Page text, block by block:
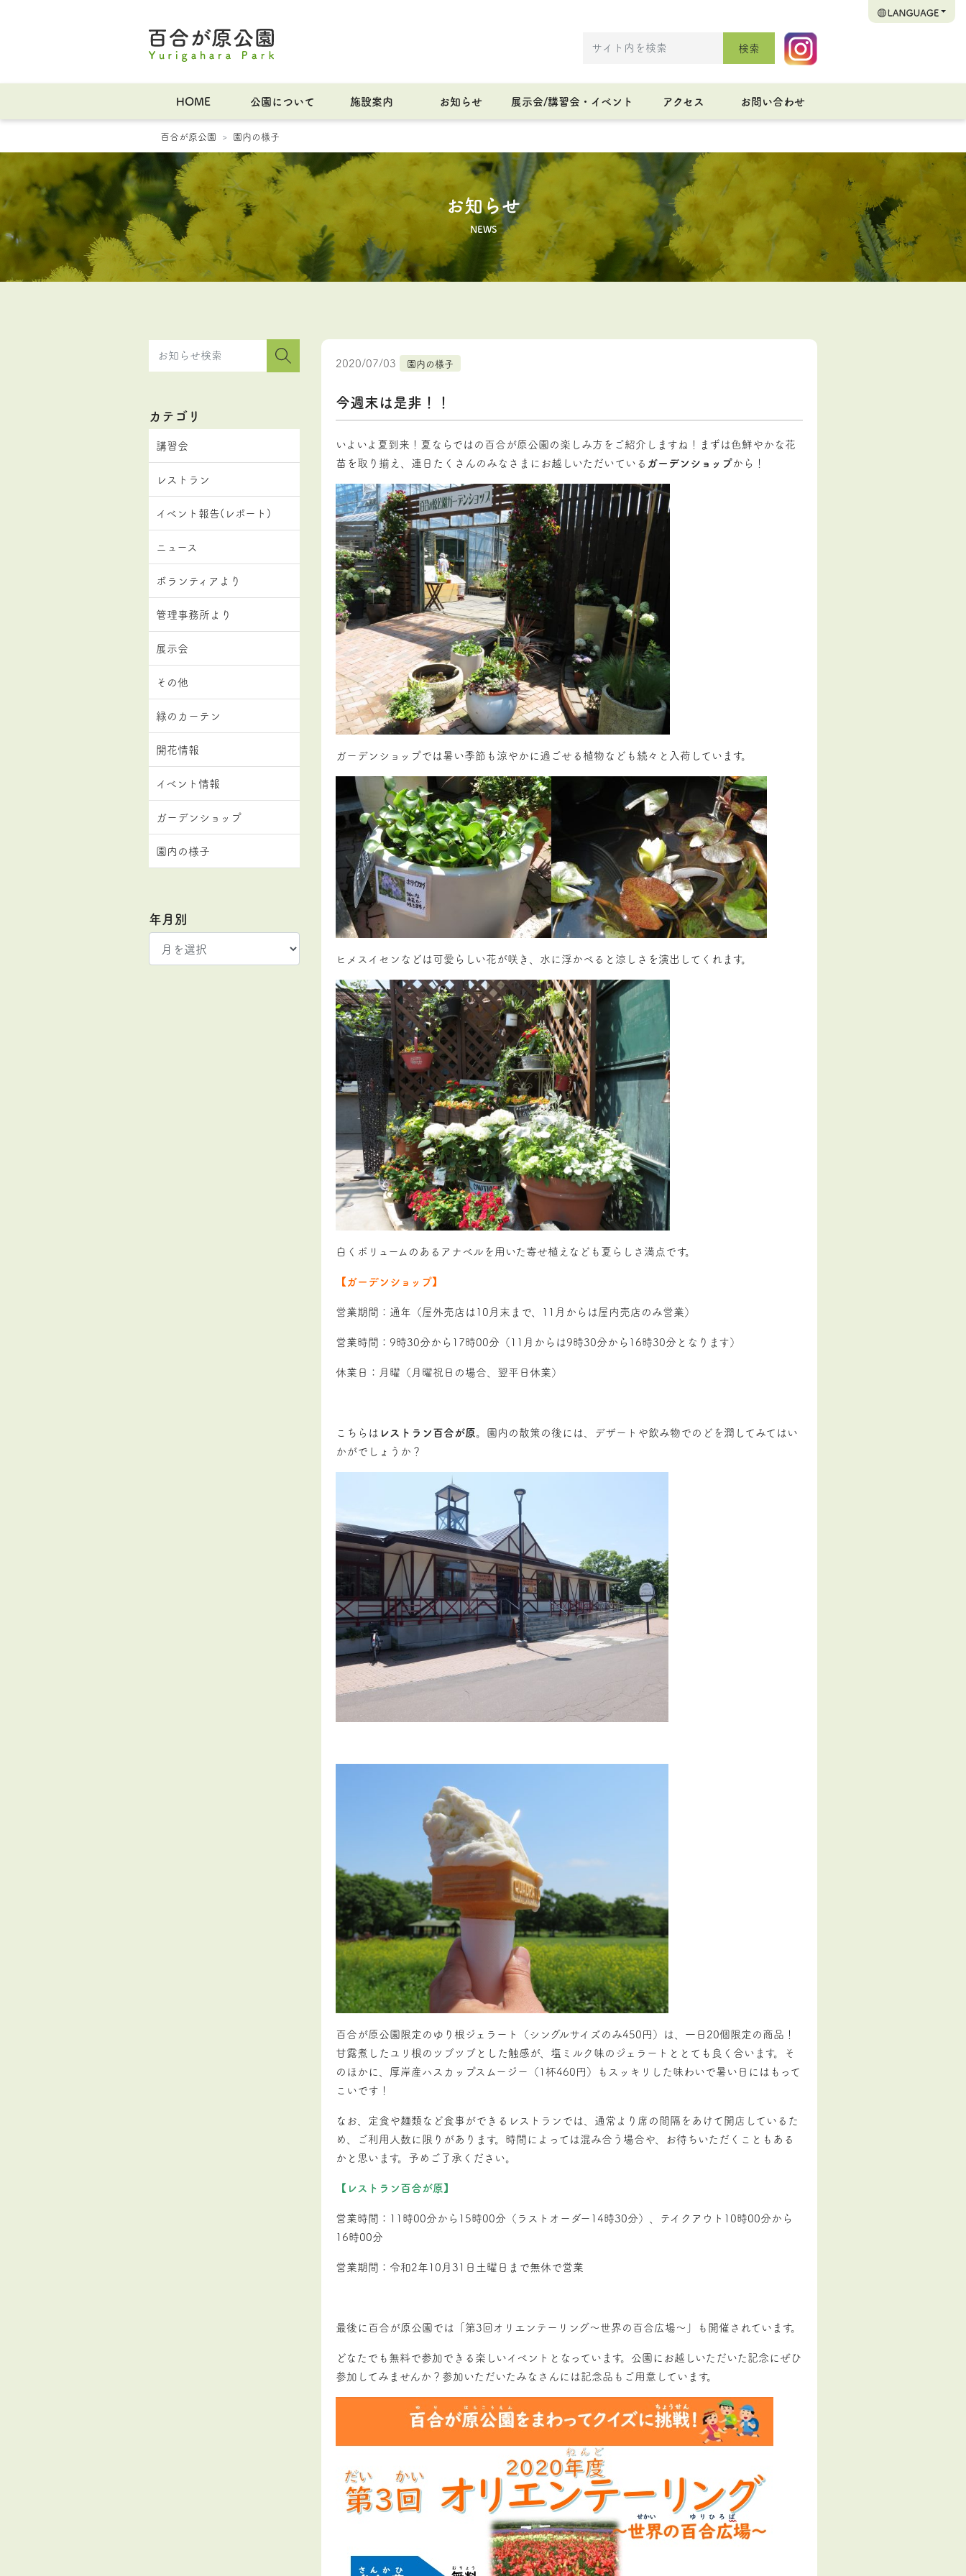
検索
HOME 公園について 施設案内 お知らせ 展示会/講習会・イベント アクセス お問い合わせ
百合が原公園 園内の様子
お知らせ
NEWS
2020/07/03 園内の様子
今週末は是非！！
いよいよ夏到来！夏ならではの百合が原公園の楽しみ方をご紹介しますね！まずは色鮮やかな花
苗を取り揃え、連日たくさんのみなさまにお越しいただいている ガーデンショップから！
ガーデンショップでは暑い季節も涼やかに過ごせる植物なども続々と入荷しています。
ヒメスイセンなどは可愛らしい花が咲き、水に浮かべると涼しさを演出してくれます。
白くボリュームのあるアナベルを用いた寄せ植えなども夏らしさ満点です。
【ガーデンショップ】
営業期間：通年（屋外売店は10月末まで、11月からは屋内売店のみ営業）
営業時間：9時30分から17時00分（11月からは9時30分から16時30分となります）
休業日：月曜（月曜祝日の場合、翌平日休業）
こちらは レストラン百合が原。園内の散策の後には、デザートや飲み物でのどを潤してみてはい
かがでしょうか？
百合が原公園限定のゆり根ジェラート（シングルサイズのみ450円）は、一日20個限定の商品！
甘露煮したユリ根のツブツブとした触感が、塩ミルク味のジェラートととても良く合います。そ
のほかに、厚岸産ハスカップスムージー（1杯460円）もスッキリした味わいで暑い日にはもって
こいです！
なお、定食や麺類など食事ができるレストランでは、通常より席の間隔をあけて開店しているた
め、ご利用人数に限りがあります。時間によっては混み合う場合や、お待ちいただくこともある
かと思います。予めご了承ください。
【レストラン百合が原】
営業時間：11時00分から15時00分（ラストオーダー14時30分）、テイクアウト10時00分から
16時00分
営業期間：令和2年10月31日土曜日まで無休で営業
最後に百合が原公園では「第3回オリエンテーリング～世界の百合広場～」も開催されています。
どなたでも無料で参加できる楽しいイベントとなっています。公園にお越しいただいた記念にぜひ
参加してみませんか？参加いただいたみなさんには記念品もご用意しています。
カテゴリ
講習会
レストラン
イベント報告(レポート)
ニュース
ボランティアより
管理事務所より
展示会
その他
緑のカーテン
開花情報
イベント情報
ガーデンショップ
園内の様子
年月別